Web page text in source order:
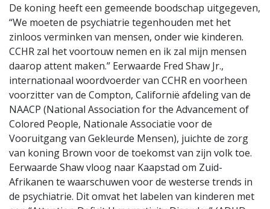
De koning heeft een gemeende boodschap uitgegeven,
“We moeten de psychiatrie tegenhouden met het
zinloos verminken van mensen, onder wie kinderen.
CCHR zal het voortouw nemen en ik zal mijn mensen
daarop attent maken.” Eerwaarde Fred Shaw Jr.,
internationaal woordvoerder van CCHR en voorheen
voorzitter van de Compton, Californië afdeling van de
NAACP (National Association for the Advancement of
Colored People, Nationale Associatie voor de
Vooruitgang van Gekleurde Mensen), juichte de zorg
van koning Brown voor de toekomst van zijn volk toe.
Eerwaarde Shaw vloog naar Kaapstad om Zuid-
Afrikanen te waarschuwen voor de westerse trends in
de psychiatrie. Dit omvat het labelen van kinderen met